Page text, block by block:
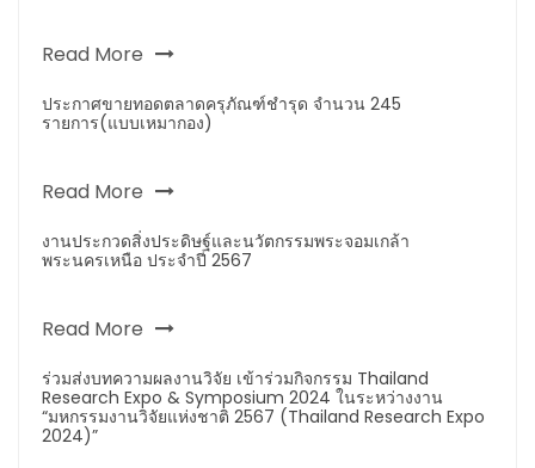
Read More
ประกาศขายทอดตลาดครุภัณฑ์ชำรุด จำนวน 245
รายการ(แบบเหมากอง)
Read More
งานประกวดสิ่งประดิษฐ์และนวัตกรรมพระจอมเกล้า
พระนครเหนือ ประจำปี 2567
Read More
ร่วมส่งบทความผลงานวิจัย เข้าร่วมกิจกรรม Thailand
Research Expo & Symposium 2024 ในระหว่างงาน
“มหกรรมงานวิจัยแห่งชาติ 2567 (Thailand Research Expo
2024)”